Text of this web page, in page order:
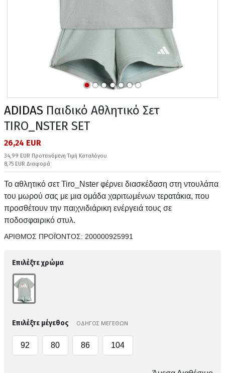
ADIDAS Παιδικό Αθλητικό Σετ
TIRO_NSTER SET
26,24 EUR
34,99 EUR Προτεινόμενη Τιμή Καταλόγου
8,75 EUR Διαφορά
Το αθλητικό σετ Tiro_Nster φέρνει διασκέδαση στη ντουλάπα
του μωρού σας με μια ομάδα χαριτωμένων τερατάκια, που
προσθέτουν την παιχνιδιάρικη ενέργειά τους σε
ποδοσφαιρικό στυλ.
ΑΡΙΘΜΌΣ ΠΡΟΪΌΝΤΟΣ: 200000925991
Επιλέξτε χρώμα
Επιλέξτε μέγεθος ΟΔΗΓΟΣ ΜΕΓΕΘΩΝ
92 80 86 104